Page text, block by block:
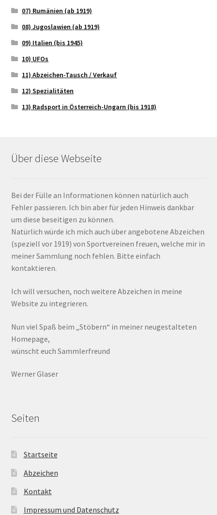
07) Rumänien (ab 1919)
08) Jugoslawien (ab 1919)
09) Italien (bis 1945)
10) UFOs
11) Abzeichen-Tausch / Verkauf
12) Spezialitäten
13) Radsport in Österreich-Ungarn (bis 1918)
Über diese Webseite
Bei der Fülle an Informationen können natürlich auch
Fehler passieren. Ich bin aber für jeden Hinweis dankbar
um diese beseitigen zu können.
Natürlich würde ich mich auch über angebotene Abzeichen
(speziell vor 1919) von Sportvereinen freuen, welche mir in
meiner Sammlung noch fehlen. Bitte einfach
kontaktieren.
Ich will versuchen, noch weitere Abzeichen in meine
Website zu integrieren.
Nun viel Spaß beim „Stöbern“ in meiner neugestalteten
Homepage,
wünscht euch Sammlerfreund
Werner Glaser
Seiten
Startseite
Abzeichen
Kontakt
Impressum und Datenschutz